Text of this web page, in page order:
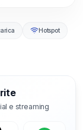
Hotspot
e streaming